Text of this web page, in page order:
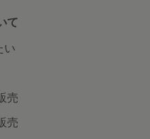
て
い
売
売